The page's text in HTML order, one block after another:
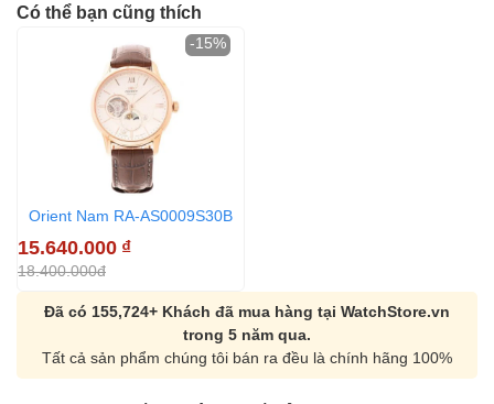
Có thể bạn cũng thích
Orient Nam RA-AS0009S30B
15.640.000 ₫
18.400.000đ
-15%
Đã có 155,724+ Khách đã mua hàng tại WatchStore.vn
trong 5 năm qua.
Tất cả sản phẩm chúng tôi bán ra đều là chính hãng 100%